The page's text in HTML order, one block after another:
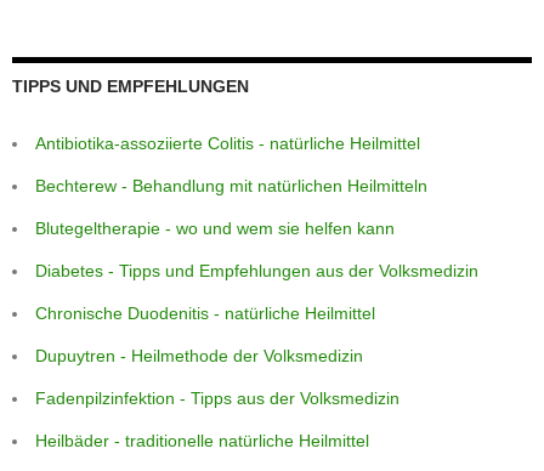
TIPPS UND EMPFEHLUNGEN
Antibiotika-assoziierte Colitis - natürliche Heilmittel
Bechterew - Behandlung mit natürlichen Heilmitteln
Blutegeltherapie - wo und wem sie helfen kann
Diabetes - Tipps und Empfehlungen aus der Volksmedizin
Chronische Duodenitis - natürliche Heilmittel
Dupuytren - Heilmethode der Volksmedizin
Fadenpilzinfektion - Tipps aus der Volksmedizin
Heilbäder - traditionelle natürliche Heilmittel